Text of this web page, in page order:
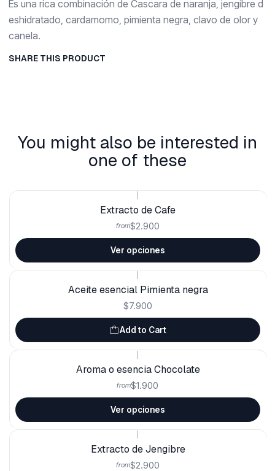
Es una rica combinación de Cascara de naranja, jengibre d
eshidratado, cardamomo, pimienta negra, clavo de olor y
canela.
SHARE THIS PRODUCT
You might also be interested in
one of these
Extracto de Cafe
from$2.900
Ver opciones
Aceite esencial Pimienta negra
$7.900
Add to Cart
Aroma o esencia Chocolate
from$1.900
Ver opciones
Extracto de Jengibre
from$2.900